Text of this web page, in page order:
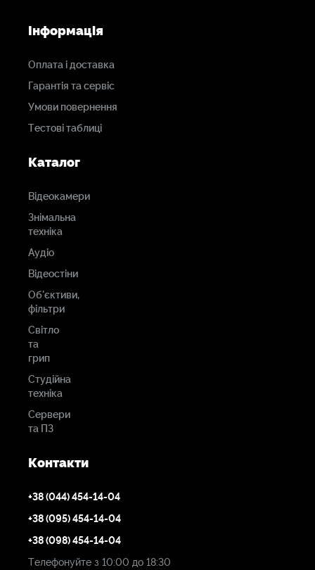
Інформація
Оплата і доставка
Гарантія та сервіс
Умови повернення
Тестові таблиці
Каталог
Відеокамери
Знімальна
техніка
Аудіо
Відеостіни
Об'єктиви,
фільтри
Світло
та
грип
Студійна
техніка
Сервери
та ПЗ
Контакти
+38 (044) 454-14-04
+38 (095) 454-14-04
+38 (098) 454-14-04
Телефонуйте з 10:00 до 18:30